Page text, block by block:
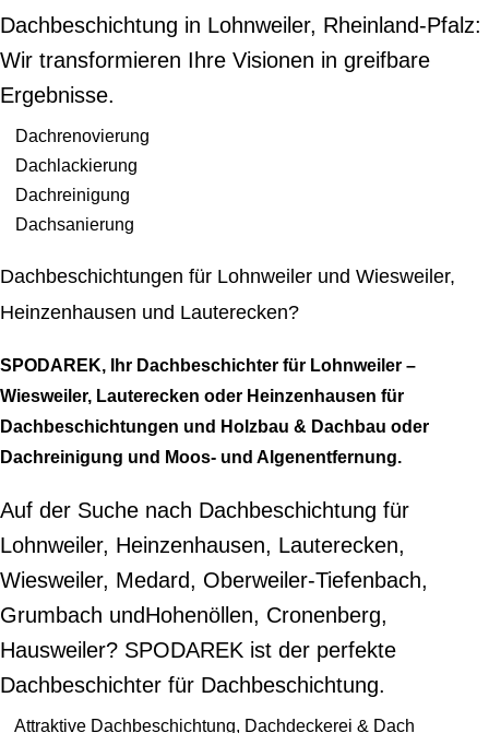
Dachbeschichtung in Lohnweiler, Rheinland-Pfalz:
Wir transformieren Ihre Visionen in greifbare
Ergebnisse.
Dachrenovierung
Dachlackierung
Dachreinigung
Dachsanierung
Dachbeschichtungen für Lohnweiler und Wiesweiler,
Heinzenhausen und Lauterecken?
SPODAREK, Ihr Dachbeschichter für Lohnweiler –
Wiesweiler, Lauterecken oder Heinzenhausen für
Dachbeschichtungen und Holzbau & Dachbau oder
Dachreinigung und Moos- und Algenentfernung.
Auf der Suche nach Dachbeschichtung für
Lohnweiler, Heinzenhausen, Lauterecken,
Wiesweiler, Medard, Oberweiler-Tiefenbach,
Grumbach undHohenöllen, Cronenberg,
Hausweiler? SPODAREK ist der perfekte
Dachbeschichter für Dachbeschichtung.
Attraktive Dachbeschichtung, Dachdeckerei & Dach